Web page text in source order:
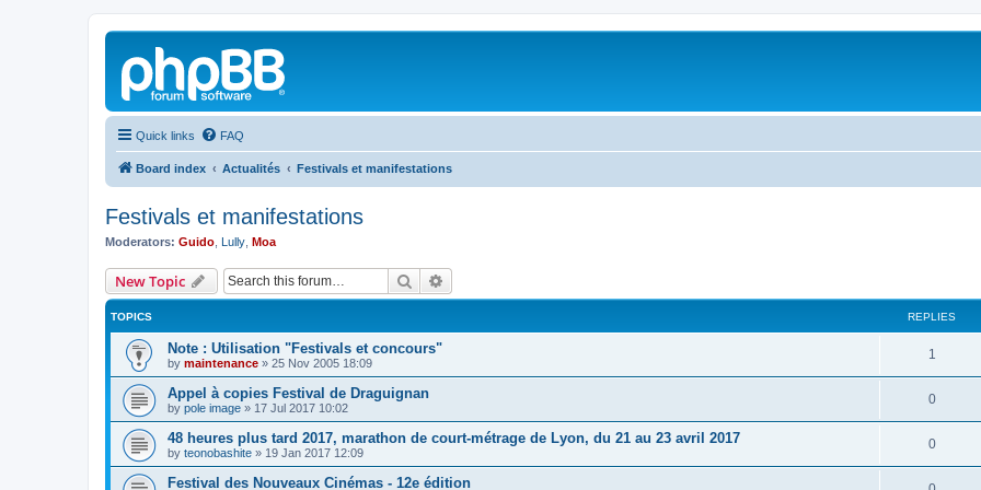
Quick links FAQ
Board index Actualités Festivals et manifestations
Festivals et manifestations
Moderators: Guido Lully Moa
New Topic Search
TOPICS REPLIES
Note : Utilisation "Festivals et concours"
by maintenance » 25 Nov 2005 18:09
1
Appel à copies Festival de Draguignan
by pole image » 17 Jul 2017 10:02
0
48 heures plus tard 2017, marathon de court-métrage de Lyon, du 21 au 23 avril 2017
by teonobashite » 19 Jan 2017 12:09
0
Festival des Nouveaux Cinémas - 12e édition